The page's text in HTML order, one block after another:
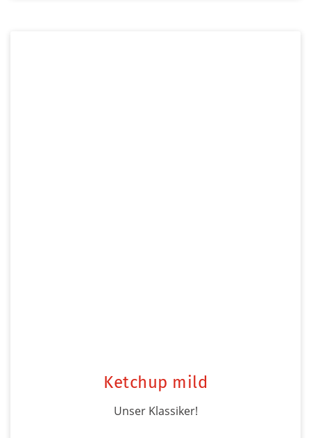
Ketchup mild
Unser Klassiker!